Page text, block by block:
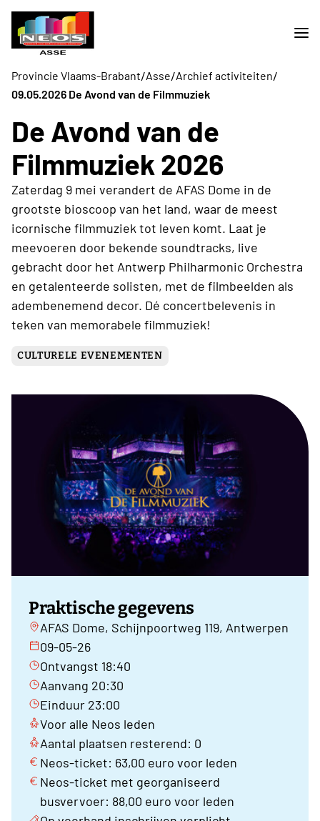
Provincie Vlaams-Brabant/Asse/Archief activiteiten/
09.05.2026 De Avond van de Filmmuziek
De Avond van de
Filmmuziek 2026
Zaterdag 9 mei verandert de AFAS Dome in de
grootste bioscoop van het land, waar de meest
icornische filmmuziek tot leven komt. Laat je
meevoeren door bekende soundtracks, live
gebracht door het Antwerp Philharmonic Orchestra
en getalenteerde solisten, met de filmbeelden als
adembenemend decor. Dé concertbelevenis in
teken van memorabele filmmuziek!
CULTURELE EVENEMENTEN
Praktische gegevens
AFAS Dome, Schijnpoortweg 119, Antwerpen
09-05-26
Ontvangst 18:40
Aanvang 20:30
Einduur 23:00
Voor alle Neos leden
Aantal plaatsen resterend: 0
Neos-ticket: 63,00 euro voor leden
Neos-ticket met georganiseerd
busvervoer: 88,00 euro voor leden